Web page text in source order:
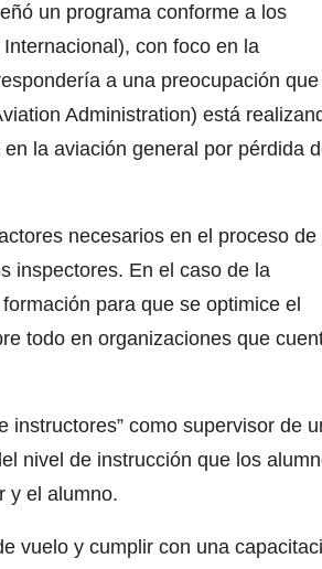
un programa conforme a los
con foco en la
a una preocupación que
Administration) está
la aviación general por pérdida
necesarios en el proceso de
inspectores. En el caso de la
para que se optimice el
todo en organizaciones que
instructores” como supervisor de
nivel de instrucción que los
y el alumno.
vuelo y cumplir con una